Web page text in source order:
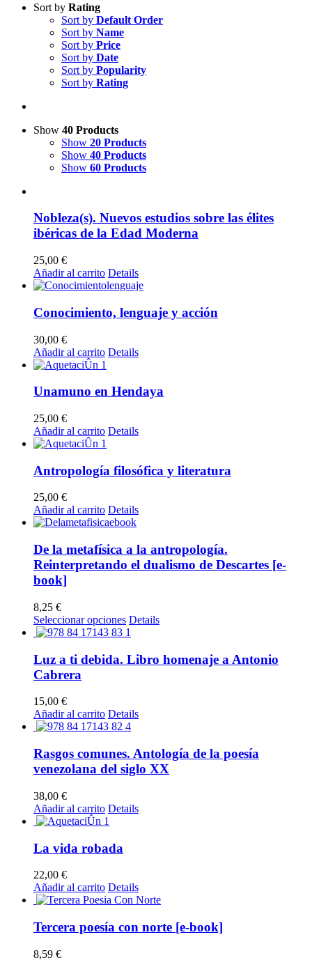
Sort by Rating
Sort by Default Order
Sort by Name
Sort by Price
Sort by Date
Sort by Popularity
Sort by Rating
Show 40 Products
Show 20 Products
Show 40 Products
Show 60 Products
Nobleza(s). Nuevos estudios sobre las élites
ibéricas de la Edad Moderna
25,00 €
Añadir al carrito Details
Conocimiento, lenguaje y acción
30,00 €
Añadir al carrito Details
Unamuno en Hendaya
25,00 €
Añadir al carrito Details
Antropología filosófica y literatura
25,00 €
Añadir al carrito Details
De la metafísica a la antropología.
Reinterpretando el dualismo de Descartes [e-
book]
8,25 €
Seleccionar opciones Este
producto
múltiples
variantes.
pueden
elegir
la
página
Details
Luz a ti debida. Libro homenaje a Antonio
Cabrera
15,00 €
Añadir al carrito Details
Rasgos comunes. Antología de la poesía
venezolana del siglo XX
38,00 €
Añadir al carrito Details
La vida robada
22,00 €
Añadir al carrito Details
Tercera poesía con norte [e-book]
8,59 €